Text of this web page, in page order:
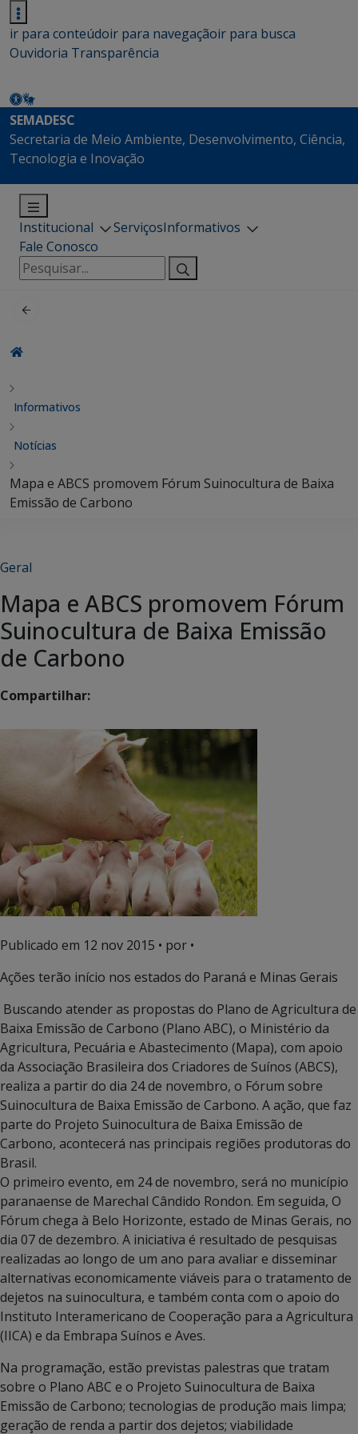
ir para conteúdoir para navegaçãoir para busca
Ouvidoria Transparência
SEMADESC
Secretaria de Meio Ambiente, Desenvolvimento, Ciência,
Tecnologia e Inovação
Institucional ServiçosInformativos
Fale Conosco
Pesquisar
por:
Informativos
Notícias
Mapa e ABCS promovem Fórum Suinocultura de Baixa
Emissão de Carbono
Geral
Mapa e ABCS promovem Fórum
Suinocultura de Baixa Emissão
de Carbono
Compartilhar:
Publicado em 12 nov 2015 • por •
Ações terão início nos estados do Paraná e Minas Gerais
Buscando atender as propostas do Plano de Agricultura de
Baixa Emissão de Carbono (Plano ABC), o Ministério da
Agricultura, Pecuária e Abastecimento (Mapa), com apoio
da Associação Brasileira dos Criadores de Suínos (ABCS),
realiza a partir do dia 24 de novembro, o Fórum sobre
Suinocultura de Baixa Emissão de Carbono. A ação, que faz
parte do Projeto Suinocultura de Baixa Emissão de
Carbono, acontecerá nas principais regiões produtoras do
Brasil.
O primeiro evento, em 24 de novembro, será no município
paranaense de Marechal Cândido Rondon. Em seguida, O
Fórum chega à Belo Horizonte, estado de Minas Gerais, no
dia 07 de dezembro. A iniciativa é resultado de pesquisas
realizadas ao longo de um ano para avaliar e disseminar
alternativas economicamente viáveis para o tratamento de
dejetos na suinocultura, e também conta com o apoio do
Instituto Interamericano de Cooperação para a Agricultura
(IICA) e da Embrapa Suínos e Aves.
Na programação, estão previstas palestras que tratam
sobre o Plano ABC e o Projeto Suinocultura de Baixa
Emissão de Carbono; tecnologias de produção mais limpa;
geração de renda a partir dos dejetos; viabilidade